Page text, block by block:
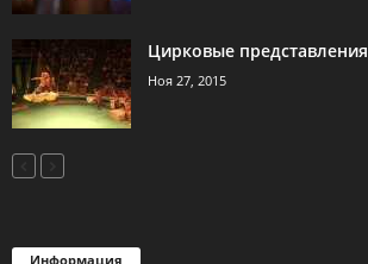
Цирковые представления
Ноя 27, 2015
Информация